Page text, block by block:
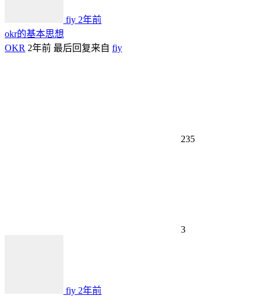
fiy 2年前
okr的基本思想
OKR 2年前 最后回复来自 fiy
235
3
fiy 2年前